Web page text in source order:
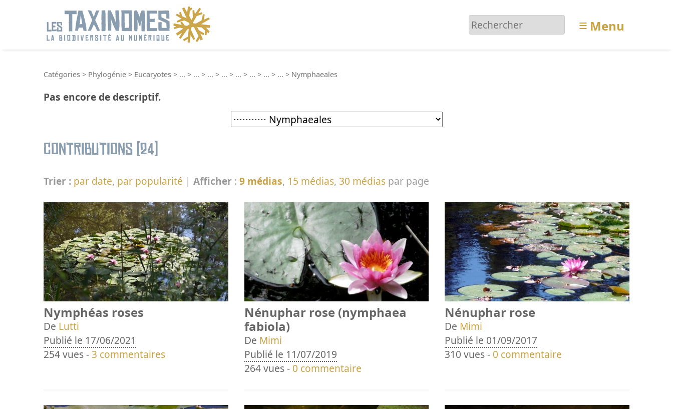
≡ Menu
Catégories > Phylogénie > Eucaryotes > ... > ... > ... > ... > ... > ... > ... > ... > Nymphaeales
Pas encore de descriptif.
Contributions (24)
Trier : par date, par popularité | Afficher : 9 médias, 15 médias, 30 médias par page
Nymphéas roses
De Lutti
Publié le 17/06/2021
254 vues -3 commentaires
Nénuphar rose (nymphaea
fabiola)
De Mimi
Publié le 11/07/2019
264 vues - 0 commentaire
Nénuphar rose
De Mimi
Publié le 01/09/2017
310 vues - 0 commentaire